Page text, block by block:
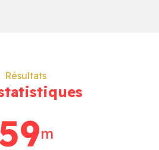
Résultats
105m